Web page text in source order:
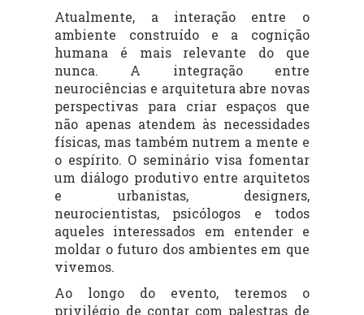
Atualmente, a interação entre o
ambiente construído e a cognição
humana é mais relevante do que
nunca. A integração entre
neurociências e arquitetura abre novas
perspectivas para criar espaços que
não apenas atendem às necessidades
físicas, mas também nutrem a mente e
o espírito. O seminário visa fomentar
um diálogo produtivo entre arquitetos
e urbanistas, designers,
neurocientistas, psicólogos e todos
aqueles interessados em entender e
moldar o futuro dos ambientes em que
vivemos.
Ao longo do evento, teremos o
privilégio de contar com palestras de